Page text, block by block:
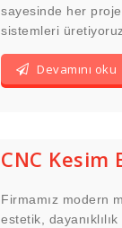
sayesinde her
sistemleri üretiyoruz.
Devamını oku
CNC
Firmamız modern
estetik,